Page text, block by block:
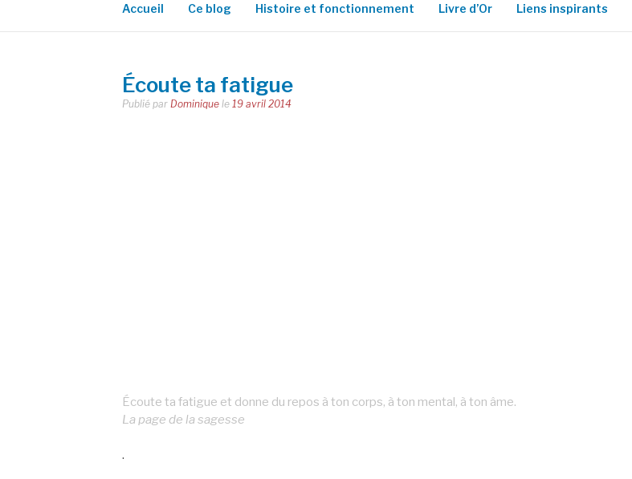
Accueil Ce blog Histoire et fonctionnement Livre d’Or Liens inspirants
Écoute ta fatigue
Publié par Dominique le 19 avril 2014
Écoute ta fatigue et donne du repos à ton corps, à ton mental, à ton âme.
La page de la sagesse
.